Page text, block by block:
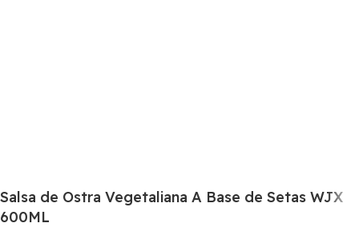
Salsa de Ostra Vegetaliana A Base de Setas WJX
600ML